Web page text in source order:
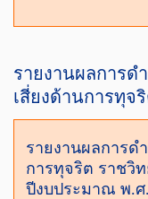
รายงานผลการด
เสี่ยงด้านการทุ
รายงานผลการด
การทุจริต ราชวิ
ปีงบประมาณ พ.